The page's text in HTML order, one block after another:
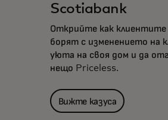
Scotiabank
Открийте как клиентите
борят с изменението на
уюта на своя дом и да
нещо Priceless.
Вижте казуса